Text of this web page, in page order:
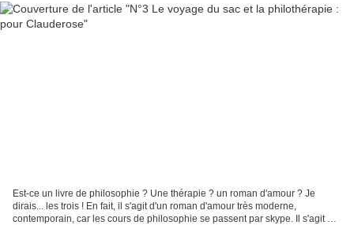
Est-ce un livre de philosophie ? Une thérapie ? un roman d'amour ? Je
dirais... les trois ! En fait, il s'agit d'un roman d'amour très moderne,
contemporain, car les cours de philosophie se passent par skype. Il s'agit de